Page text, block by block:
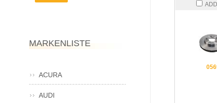
MARKENLISTE
ACURA
AUDI